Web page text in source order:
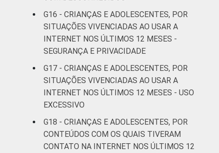
G16 - CRIANÇAS E ADOLESCENTES, POR
SITUAÇÕES VIVENCIADAS AO USAR A
INTERNET NOS ÚLTIMOS 12 MESES -
SEGURANÇA E PRIVACIDADE
G17 - CRIANÇAS E ADOLESCENTES, POR
SITUAÇÕES VIVENCIADAS AO USAR A
INTERNET NOS ÚLTIMOS 12 MESES - USO
EXCESSIVO
G18 - CRIANÇAS E ADOLESCENTES, POR
CONTEÚDOS COM OS QUAIS TIVERAM
CONTATO NA INTERNET NOS ÚLTIMOS 12